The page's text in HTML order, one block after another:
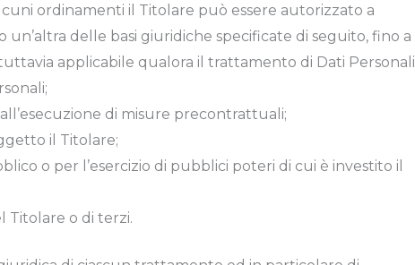
ordinamenti il Titolare può essere autorizzato a
delle basi giuridiche specificate di seguito, fino a
applicabile qualora il trattamento di Dati Personali
di misure precontrattuali;
il Titolare;
o per l’esercizio di pubblici poteri di cui è investito il
Titolare o di terzi.